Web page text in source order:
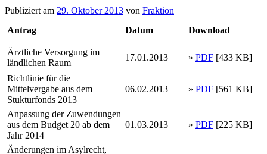
Publiziert am 29. Oktober 2013 von Fraktion
Antrag
Datum Download
Ärztliche Versorgung im
ländlichen Raum
17.01.2013 » PDF [433 KB]
Richtlinie für die
Mittelvergabe aus dem
Stukturfonds 2013
06.02.2013 » PDF [561 KB]
Anpassung der Zuwendungen
aus dem Budget 20 ab dem
Jahr 2014
01.03.2013 » PDF [225 KB]
Änderungen im Asylrecht,